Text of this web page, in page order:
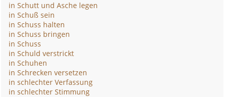
in Schutt und Asche legen
in Schuß sein
in Schuss halten
in Schuss bringen
in Schuss
in Schuld verstrickt
in Schuhen
in Schrecken versetzen
in schlechter Verfassung
in schlechter Stimmung